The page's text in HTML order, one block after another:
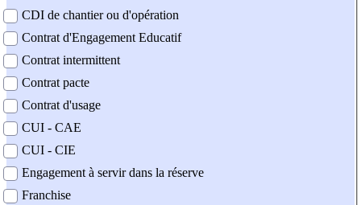
CDI de chantier ou d'opération
Contrat d'Engagement Educatif
Contrat intermittent
Contrat pacte
Contrat d'usage
CUI - CAE
CUI - CIE
Engagement à servir dans la réserve
Franchise